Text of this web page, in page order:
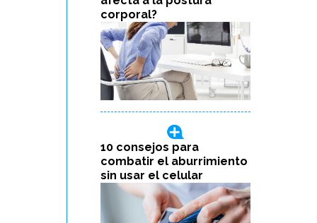
corporal?
10 consejos para
combatir el aburrimiento
sin usar el celular